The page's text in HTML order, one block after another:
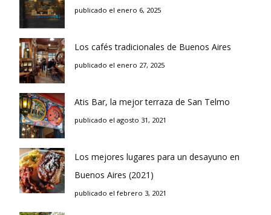
publicado el enero 6, 2025
Los cafés tradicionales de Buenos Aires
publicado el enero 27, 2025
Atis Bar, la mejor terraza de San Telmo
publicado el agosto 31, 2021
Los mejores lugares para un desayuno en
Buenos Aires (2021)
publicado el febrero 3, 2021